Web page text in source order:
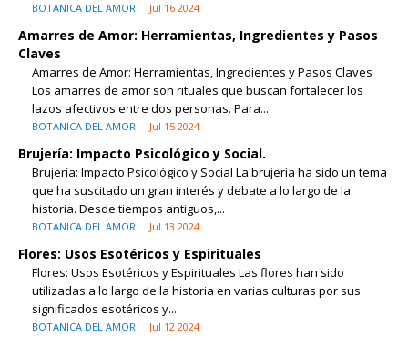
BOTANICA DEL AMOR Jul 16 2024
Amarres de Amor: Herramientas, Ingredientes y Pasos
Claves
Amarres de Amor: Herramientas, Ingredientes y Pasos Claves
Los amarres de amor son rituales que buscan fortalecer los
lazos afectivos entre dos personas. Para...
BOTANICA DEL AMOR Jul 15 2024
Brujería: Impacto Psicológico y Social.
Brujería: Impacto Psicológico y Social La brujería ha sido un tema
que ha suscitado un gran interés y debate a lo largo de la
historia. Desde tiempos antiguos,...
BOTANICA DEL AMOR Jul 13 2024
Flores: Usos Esotéricos y Espirituales
Flores: Usos Esotéricos y Espirituales Las flores han sido
utilizadas a lo largo de la historia en varias culturas por sus
significados esotéricos y...
BOTANICA DEL AMOR Jul 12 2024